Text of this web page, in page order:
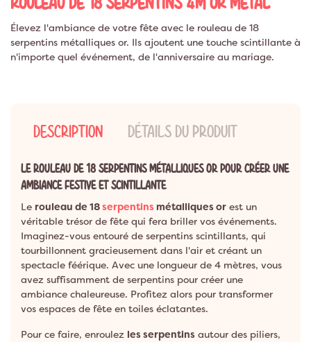
Élevez l'ambiance de votre fête avec le rouleau de 18
serpentins métalliques or. Ils ajoutent une touche scintillante à
n'importe quel événement, de l'anniversaire au mariage.
DESCRIPTION DÉTAILS DU PRODUIT
LE ROULEAU DE 18 SERPENTINS MÉTALLIQUES OR POUR CRÉER UNE
AMBIANCE FESTIVE ET SCINTILLANTE
Le rouleau de 18serpentins métalliques or est un
véritable trésor de fête qui fera briller vos événements.
Imaginez-vous entouré de serpentins scintillants, qui
tourbillonnent gracieusement dans l'air et créant un
spectacle féérique. Avec une longueur de 4 mètres, vous
avez suffisamment de serpentins pour créer une
ambiance chaleureuse. Profitez alors pour transformer
vos espaces de fête en toiles éclatantes.
Pour ce faire, enroulez les serpentins autour des piliers,